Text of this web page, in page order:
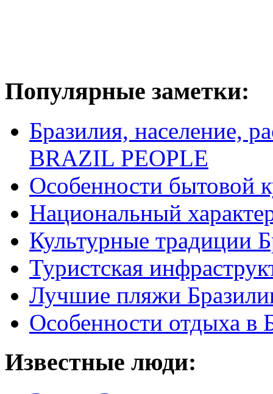
Популярные заметки:
Бразилия, население,
BRAZIL PEOPLE
Особенности бытовой
Национальный
Культурные традиции
Туристская
Лучшие пляжи
Особенности отдыха в
Известные люди: